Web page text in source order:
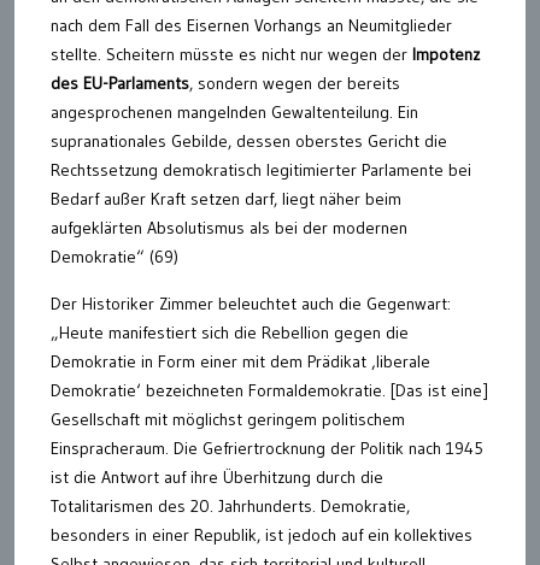
nach dem Fall des Eisernen Vorhangs an Neumitglieder
stellte. Scheitern müsste es nicht nur wegen der Impotenz
des EU-Parlaments, sondern wegen der bereits
angesprochenen mangelnden Gewaltenteilung. Ein
supranationales Gebilde, dessen oberstes Gericht die
Rechtssetzung demokratisch legitimierter Parlamente bei
Bedarf außer Kraft setzen darf, liegt näher beim
aufgeklärten Absolutismus als bei der modernen
Demokratie“ (69)
Der Historiker Zimmer beleuchtet auch die Gegenwart:
„Heute manifestiert sich die Rebellion gegen die
Demokratie in Form einer mit dem Prädikat ‚liberale
Demokratie‘ bezeichneten Formaldemokratie. [Das ist eine]
Gesellschaft mit möglichst geringem politischem
Einspracheraum. Die Gefriertrocknung der Politik nach 1945
ist die Antwort auf ihre Überhitzung durch die
Totalitarismen des 20. Jahrhunderts. Demokratie,
besonders in einer Republik, ist jedoch auf ein kollektives